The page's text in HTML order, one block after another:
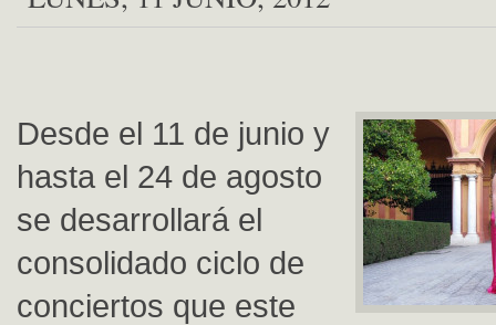
Desde el 11 de junio y
hasta el 24 de agosto
se desarrollará el
consolidado ciclo de
conciertos que este